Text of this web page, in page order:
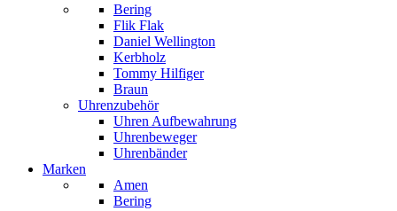
Bering
Flik Flak
Daniel Wellington
Kerbholz
Tommy Hilfiger
Braun
Uhrenzubehör
Uhren Aufbewahrung
Uhrenbeweger
Uhrenbänder
Marken
Amen
Bering